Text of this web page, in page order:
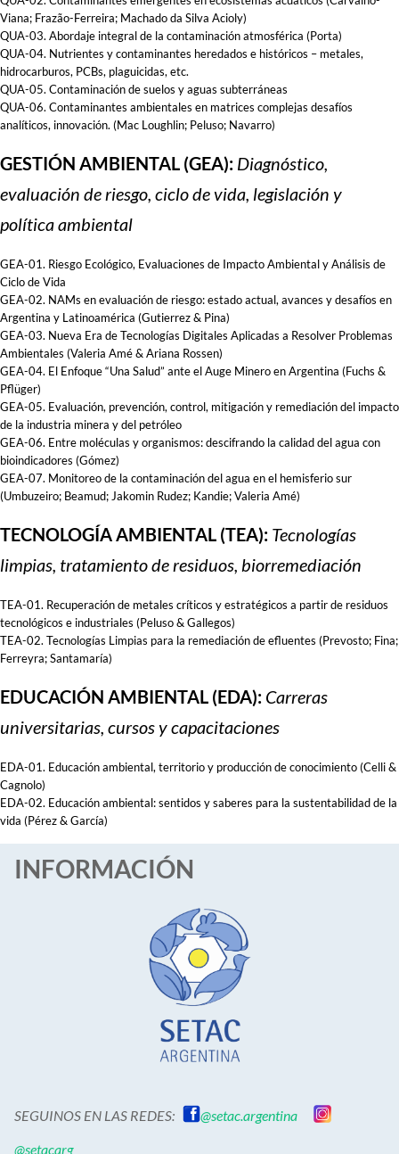
Viana; Frazão-Ferreira; Machado da Silva Acioly)
QUA-03. Abordaje integral de la contaminación atmosférica (Porta)
QUA-04. Nutrientes y contaminantes heredados e históricos – metales,
hidrocarburos, PCBs, plaguicidas, etc.
QUA-05. Contaminación de suelos y aguas subterráneas
QUA-06. Contaminantes ambientales en matrices complejas desafíos
analíticos, innovación. (Mac Loughlin; Peluso; Navarro)
GESTIÓN AMBIENTAL (GEA): Diagnóstico,
evaluación de riesgo, ciclo de vida, legislación y
política ambiental
GEA-01. Riesgo Ecológico, Evaluaciones de Impacto Ambiental y Análisis de
Ciclo de Vida
GEA-02. NAMs en evaluación de riesgo: estado actual, avances y desafíos en
Argentina y Latinoamérica (Gutierrez & Pina)
GEA-03. Nueva Era de Tecnologías Digitales Aplicadas a Resolver Problemas
Ambientales (Valeria Amé & Ariana Rossen)
GEA-04. El Enfoque “Una Salud” ante el Auge Minero en Argentina (Fuchs &
Pflüger)
GEA-05. Evaluación, prevención, control, mitigación y remediación del impacto
de la industria minera y del petróleo
GEA-06. Entre moléculas y organismos: descifrando la calidad del agua con
bioindicadores (Gómez)
GEA-07. Monitoreo de la contaminación del agua en el hemisferio sur
(Umbuzeiro; Beamud; Jakomin Rudez; Kandie; Valeria Amé)
TECNOLOGÍA AMBIENTAL (TEA): Tecnologías
limpias, tratamiento de residuos, biorremediación
TEA-01. Recuperación de metales críticos y estratégicos a partir de residuos
tecnológicos e industriales (Peluso & Gallegos)
TEA-02. Tecnologías Limpias para la remediación de efluentes (Prevosto; Fina;
Ferreyra; Santamaría)
EDUCACIÓN AMBIENTAL (EDA): Carreras
universitarias, cursos y capacitaciones
EDA-01. Educación ambiental, territorio y producción de conocimiento (Celli &
Cagnolo)
EDA-02. Educación ambiental: sentidos y saberes para la sustentabilidad de la
vida (Pérez & García)
INFORMACIÓN
SEGUINOS EN LAS REDES:
@setac.argentina
@setacarg